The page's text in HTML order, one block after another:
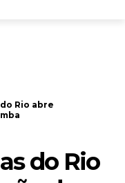
Rio abre
do Rio